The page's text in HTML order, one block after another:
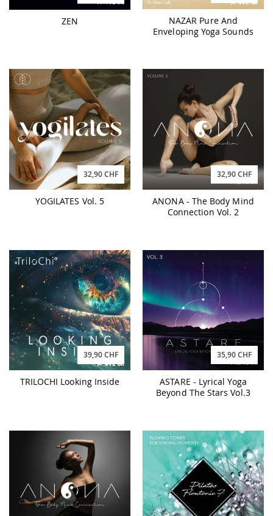
ZEN
NAZAR Pure And
Enveloping Yoga Sounds
32,90 CHF
YOGILATES Vol. 5
32,90 CHF
ANONA - The Body Mind
Connection Vol. 2
39,90 CHF
TRILOCHI Looking Inside
35,90 CHF
ASTARE - Lyrical Yoga
Beyond The Stars Vol.3